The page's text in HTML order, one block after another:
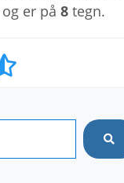
er på 8 tegn.